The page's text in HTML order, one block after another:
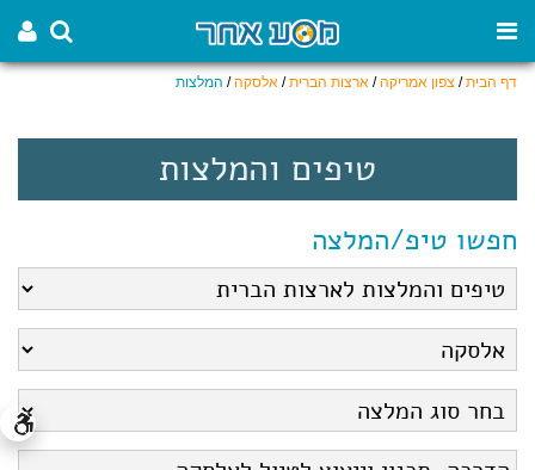
דף הבית/ צפון אמריקה/ ארצות הברית/ אלסקה/ המלצות
טיפים והמלצות
חפשו טיפ/המלצה